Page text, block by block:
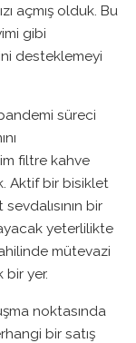
açmış olduk. Bu
gibi
desteklemeyi
süreci
filtre kahve
Aktif bir bisiklet
bir
yeterlilikte
mütevazi
bir yer.
noktasında
bir satış